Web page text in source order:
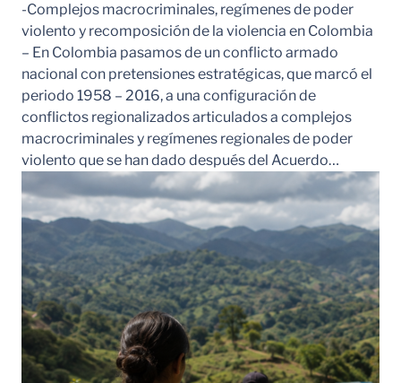
-Complejos macrocriminales, regímenes de poder
violento y recomposición de la violencia en Colombia
– En Colombia pasamos de un conflicto armado
nacional con pretensiones estratégicas, que marcó el
periodo 1958 – 2016, a una configuración de
conflictos regionalizados articulados a complejos
macrocriminales y regímenes regionales de poder
violento que se han dado después del Acuerdo…